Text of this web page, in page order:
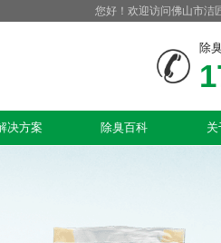
您好！欢迎访问佛山市洁
除
决方案 除臭百科